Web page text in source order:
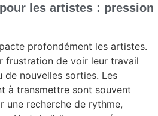
les artistes : pression
profondément les artistes.
frustration de voir leur travail
nouvelles sorties. Les
à transmettre sont souvent
une recherche de rythme,